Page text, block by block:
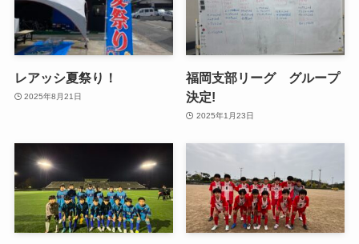
レアッシ夏祭り！
2025年8月21日
福岡支部リーグ グループ
決定!
2025年1月23日